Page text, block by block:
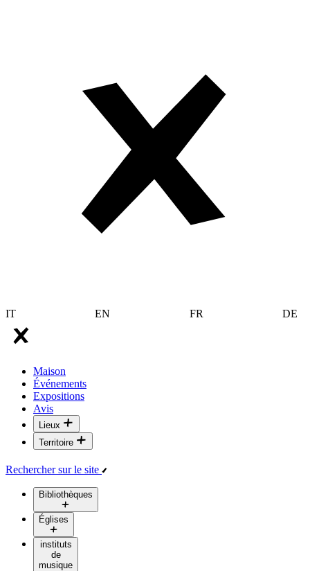
IT EN FR DE
Maison
Événements
Expositions
Avis
Lieux
Territoire
Rechercher sur le site
Bibliothèques
Églises
instituts
de
musique